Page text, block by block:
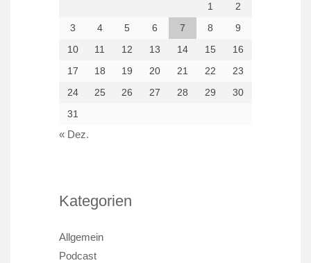
1
2
3
4 5 6 7 8
9
10
11 12 13 14 15
16
17
18 19 20 21 22
23
24
25 26 27 28 29
30
31
« Dez.
Kategorien
Allgemein
Podcast